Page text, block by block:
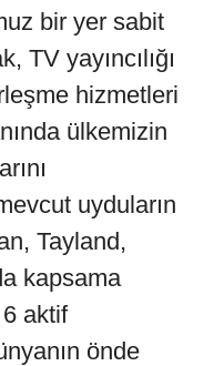
bir yer sabit
TV yayıncılığı
hizmetleri
ülkemizin
uyduların
Tayland,
kapsama
aktif
önde